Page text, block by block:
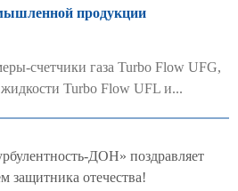
продукции
счетчики газа Turbo Flow UFG,
Turbo Flow UFL и...
ДОН» поздравляет
отечества!